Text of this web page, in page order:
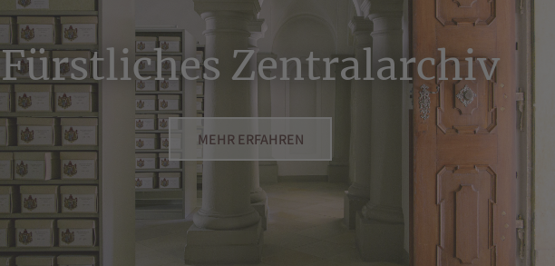
Fürstliches Zentralarchiv
MEHR ERFAHREN